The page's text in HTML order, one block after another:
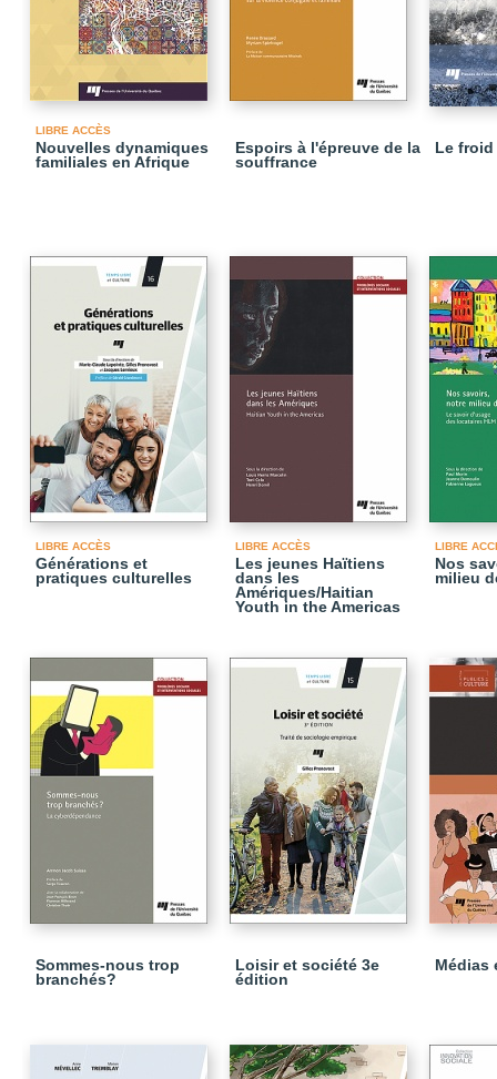
LIBRE ACCÈS
Nouvelles dynamiques
familiales en Afrique
Espoirs à l'épreuve de la
souffrance
Le froid
LIBRE ACCÈS
Générations et
pratiques culturelles
LIBRE ACCÈS
Les jeunes Haïtiens
dans les
Amériques/Haitian
Youth in the Americas
LIBRE
Nos
milieu
Sommes-nous trop
branchés?
Loisir et société 3e
édition
Médias